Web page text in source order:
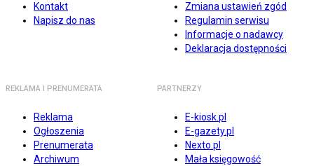
Kontakt
Napisz do nas
Zmiana ustawień zgód
Regulamin serwisu
Informacje o nadawcy
Deklaracja dostępności
REKLAMA I PRENUMERATA
Reklama
Ogłoszenia
Prenumerata
Archiwum
PARTNERZY
E-kiosk.pl
E-gazety.pl
Nexto.pl
Mała księgowość